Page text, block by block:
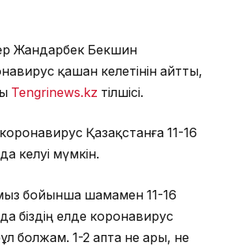
Жандарбек Бекшин
қашан келетінін айтты,
Tengrinews.kz тілшісі.
Қазақстанға 11-16
келуі мүмкін.
бойынша шамамен 11-16
біздің елде коронавирус
болжам. 1-2 апта не ары, не